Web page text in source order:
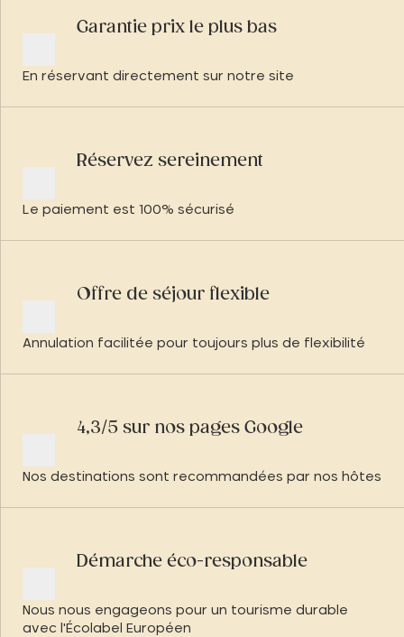
Garantie prix le plus bas
En réservant directement sur notre site
Réservez sereinement
Le paiement est 100% sécurisé
Offre de séjour flexible
Annulation facilitée pour toujours plus de flexibilité
4,3/5 sur nos pages Google
Nos destinations sont recommandées par nos hôtes
Démarche éco-responsable
Nous nous engageons pour un tourisme durable
avec l'Écolabel Européen